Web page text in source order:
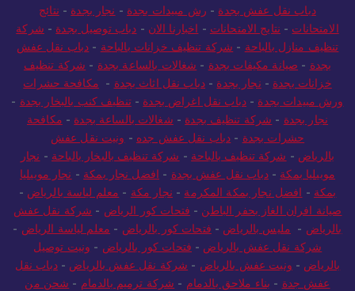
دباب نقل عفش بجدة - رش مبيدات بجدة - نجار بجدة - نتائج
الامتحانات - نتايج الامتحانات - اخبارنا الان - دباب توصيل بجدة - شركة
تنظيف منازل بالباحة - شركة تنظيف خزانات بالباحة - دباب نقل عفش
بجدة - صيانة مكيفات بجدة - شغالات بالساعة بجدة - شركة تنظيف
خزانات بجدة - نجار بجدة - دباب نقل اثاث بجدة - مكافحة حشرات
ورش مبيدات بجدة -دباب نقل اغراض بجدة -تنظيف كنب بالبخار بجدة -
نجار بجدة - شركة تنظيف بجدة - شغالات بالساعة بجدة - مكافحة
حشرات بجدة - دباب نقل عفش جده - ونيت نقل عفش
بالرياض - شركة تنظيف بالباحة - شركة تنظيف بالبخار بالباحة - نجار
موبيليا بمكة -دباب نقل عفش بجدة - افضل نجار بمكة - نجار موبيليا
بمكة - افضل نجار بمكة المكرمة - نجار مكة - معلم لياسة بالرياض -
صيانة افران الغاز بحفر الباطن - فتحات كور الرياض - شركة نقل عفش
بالرياض - مليس بالرياض - فتحات كور بالرياض - معلم لياسة الرياض -
شركة نقل عفش بالرياض - فتحات كور بالرياض - ونيت توصيل
بالرياض - ونيت عفش بالرياض - شركة نقل عفش بالرياض -دباب نقل
عفش جدة - بناء ملاحق بالدمام - شركة ترميم بالدمام - شحن من